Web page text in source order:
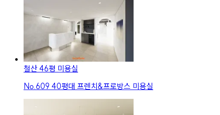
철산 46평 미용실
No. 609 40평대 프렌치&프로방스 미용실